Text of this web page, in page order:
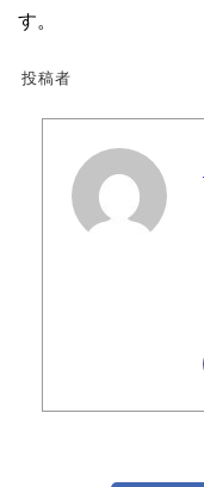
す。
投稿者